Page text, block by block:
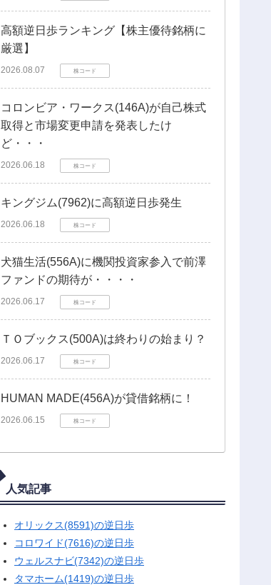
高額逆日歩ランキング【株主優待銘柄に
厳選】
2026.08.07 株コード
コロンビア・ワークス(146A)が自己株式
取得と市場変更申請を発表したけ
ど・・・
2026.06.18 株コード
キングジム(7962)に高額逆日歩発生
2026.06.18 株コード
犬猫生活(556A)に機関投資家参入で前澤
ファンドの期待が・・・・
2026.06.17 株コード
ＴＯブックス(500A)は終わりの始まり？
2026.06.17 株コード
HUMAN MADE(456A)が貸借銘柄に！
2026.06.15 株コード
人気記事
オリックス(8591)の逆日歩
コロワイド(7616)の逆日歩
ウェルスナビ(7342)の逆日歩
タマホーム(1419)の逆日歩